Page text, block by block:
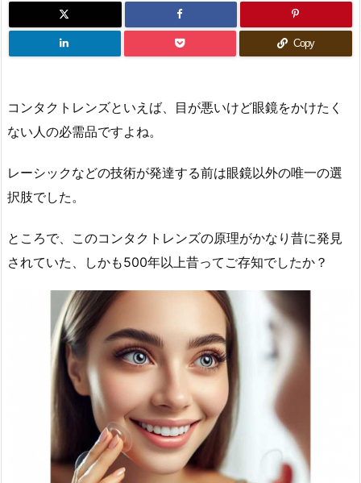
Copy
コンタクトレンズといえば、目が悪いけど眼鏡をかけたく
ない人の必需品ですよね。
レーシックなどの技術が発達する前は眼鏡以外の唯一の選
択肢でした。
ところで、このコンタクトレンズの原理がかなり昔に発見
されていた、しかも500年以上昔ってご存知でしたか？